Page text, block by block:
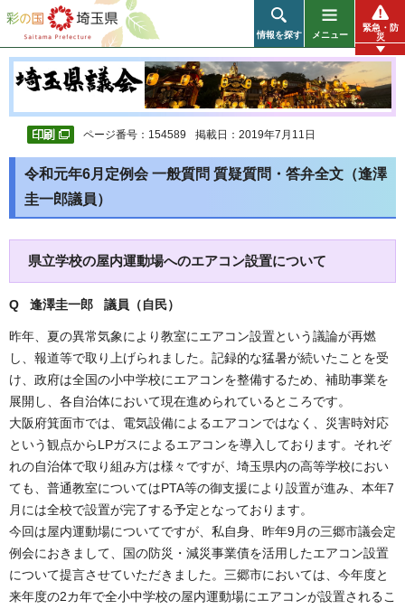
彩の国 埼玉県
情報を探す メニュー
緊急・防
災
ページ番号：154589 掲載日：2019年7月11日
令和元年6月定例会 一般質問 質疑質問・答弁全文（逢澤
圭一郎議員）
県立学校の屋内運動場へのエアコン設置について
Q 逢澤圭一郎 議員（自民）
昨年、夏の異常気象により教室にエアコン設置という議論が再燃
し、報道等で取り上げられました。記録的な猛暑が続いたことを受
け、政府は全国の小中学校にエアコンを整備するため、補助事業を
展開し、各自治体において現在進められているところです。
大阪府箕面市では、電気設備によるエアコンではなく、災害時対応
という観点からLPガスによるエアコンを導入しております。それぞ
れの自治体で取り組み方は様々ですが、埼玉県内の高等学校におい
ても、普通教室についてはPTA等の御支援により設置が進み、本年7
月には全校で設置が完了する予定となっております。
今回は屋内運動場についてですが、私自身、昨年9月の三郷市議会定
例会におきまして、国の防災・減災事業債を活用したエアコン設置
について提言させていただきました。三郷市においては、今年度と
来年度の2カ年で全小中学校の屋内運動場にエアコンが設置されるこ